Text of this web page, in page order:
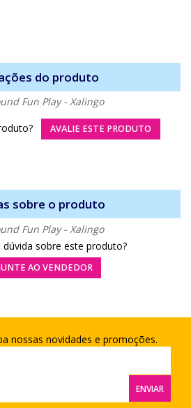
do produto
Fun Play - Xalingo
AVALIE ESTE PRODUTO
sobre o produto
Fun Play - Xalingo
dúvida sobre este produto?
AO VENDEDOR
nossas novidades e promoções.
ENVIAR